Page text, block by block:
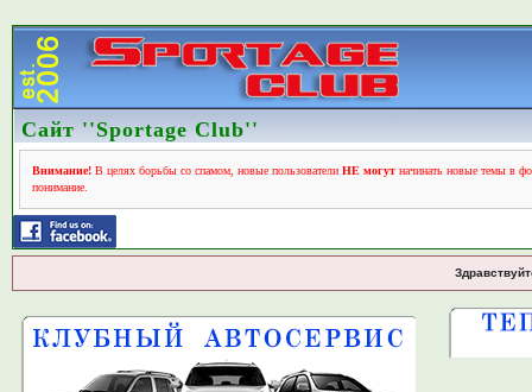
Сайт ''Sportage Club''
Внимание!В целях борьбы со спамом, новые пользователи НЕ могутначинать новые темы в
понимание.